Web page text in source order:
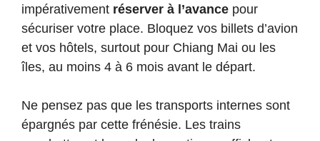
impérativement réserver à l’avance pour
sécuriser votre place. Bloquez vos billets d’avion
et vos hôtels, surtout pour Chiang Mai ou les
îles, au moins 4 à 6 mois avant le départ.
Ne pensez pas que les transports internes sont
épargnés par cette frénésie. Les trains